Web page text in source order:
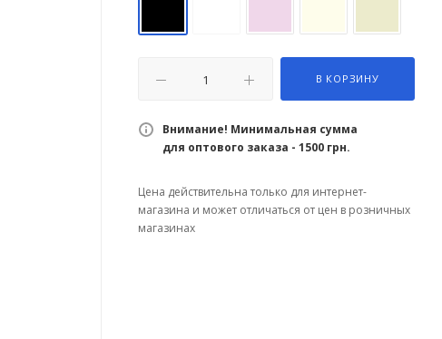
В КОРЗИНУ
Внимание! Минимальная сумма
для оптового заказа - 1500 грн.
Цена действительна только для интернет-
магазина и может отличаться от цен в розничных
магазинах